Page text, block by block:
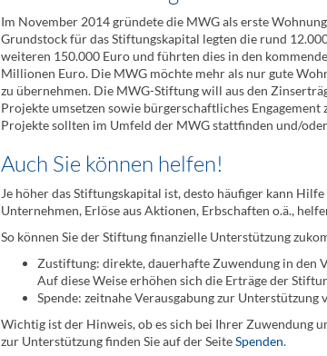
Im November 2014 gründete die MWG als erste
Grundstock für das Stiftungskapital legten die rund
weiteren 150.000 Euro und führten dies in den
Millionen Euro. Die MWG möchte mehr als nur gute
zu übernehmen. Die MWG-Stiftung will aus den
Projekte umsetzen sowie bürgerschaftliches
Projekte sollten im Umfeld der MWG stattfinden und/
Auch Sie können helfen!
Je höher das Stiftungskapital ist, desto häufiger kann
Unternehmen, Erlöse aus Aktionen, Erbschaften o.ä.,
So können Sie der Stiftung finanzielle Unterstützung
Zustiftung: direkte, dauerhafte Zuwendung in den
Auf diese Weise erhöhen sich die Erträge der
Spende: zeitnahe Verausgabung zur
Wichtig ist der Hinweis, ob es sich bei Ihrer Zuwendung
zur Unterstützung finden Sie auf der SeiteSpenden.